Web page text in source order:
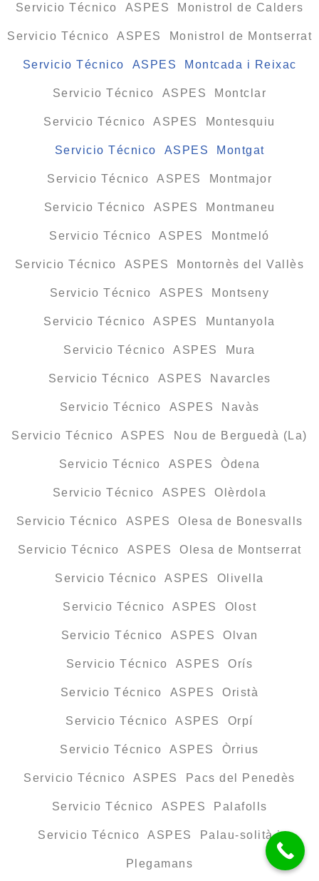
Servicio Técnico ASPES Monistrol de Calders
Servicio Técnico ASPES Monistrol de Montserrat
Servicio Técnico ASPES Montcada i Reixac
Servicio Técnico ASPES Montclar
Servicio Técnico ASPES Montesquiu
Servicio Técnico ASPES Montgat
Servicio Técnico ASPES Montmajor
Servicio Técnico ASPES Montmaneu
Servicio Técnico ASPES Montmeló
Servicio Técnico ASPES Montornès del Vallès
Servicio Técnico ASPES Montseny
Servicio Técnico ASPES Muntanyola
Servicio Técnico ASPES Mura
Servicio Técnico ASPES Navarcles
Servicio Técnico ASPES Navàs
Servicio Técnico ASPES Nou de Berguedà (La)
Servicio Técnico ASPES Òdena
Servicio Técnico ASPES Olèrdola
Servicio Técnico ASPES Olesa de Bonesvalls
Servicio Técnico ASPES Olesa de Montserrat
Servicio Técnico ASPES Olivella
Servicio Técnico ASPES Olost
Servicio Técnico ASPES Olvan
Servicio Técnico ASPES Orís
Servicio Técnico ASPES Oristà
Servicio Técnico ASPES Orpí
Servicio Técnico ASPES Òrrius
Servicio Técnico ASPES Pacs del Penedès
Servicio Técnico ASPES Palafolls
Servicio Técnico ASPES Palau-solità i
Plegamans